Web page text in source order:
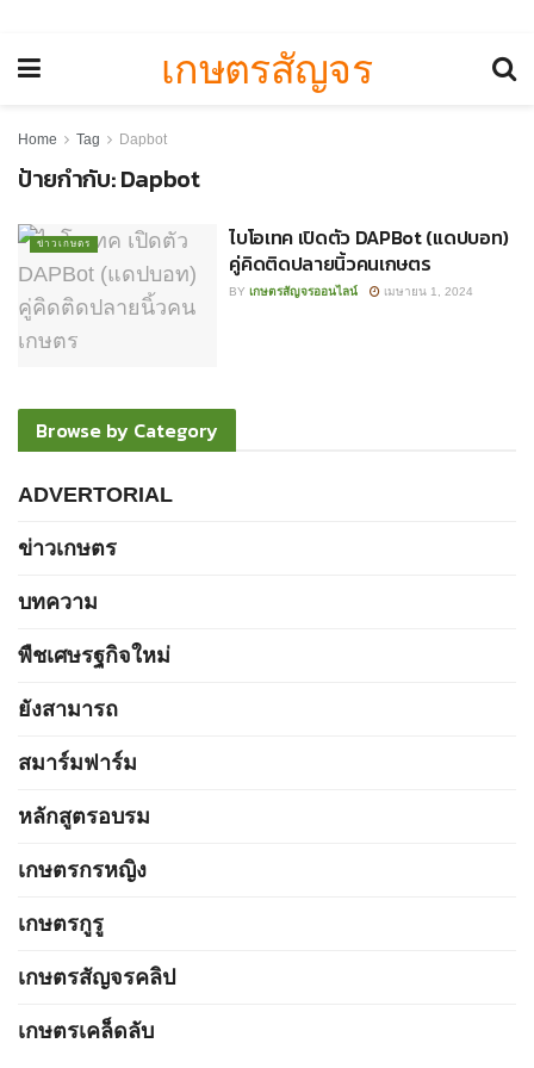
เกษตรสัญจร
Home Tag Dapbot
ป้ายกำกับ:Dapbot
ข่าวเกษตร
ไบโอเทค เปิดตัว DAPBot (แดปบอท)
คู่คิดติดปลายนิ้วคนเกษตร
BY เกษตรสัญจรออนไลน์ เมษายน 1, 2024
Browse by Category
ADVERTORIAL
ข่าวเกษตร
บทความ
พืชเศษรฐกิจใหม่
ยังสามารถ
สมาร์มฟาร์ม
หลักสูตรอบรม
เกษตรกรหญิง
เกษตรกูรู
เกษตรสัญจรคลิป
เกษตรเคล็ดลับ